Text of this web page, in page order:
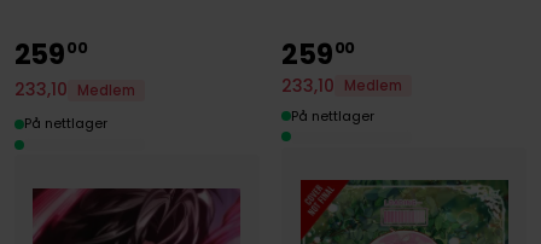
25900
233,10
Medlem
På nettlager
25900
233,10
Medlem
På nettlager